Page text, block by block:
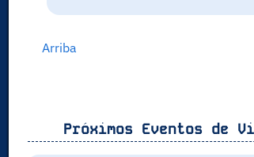
Arriba
Próximos Eventos de